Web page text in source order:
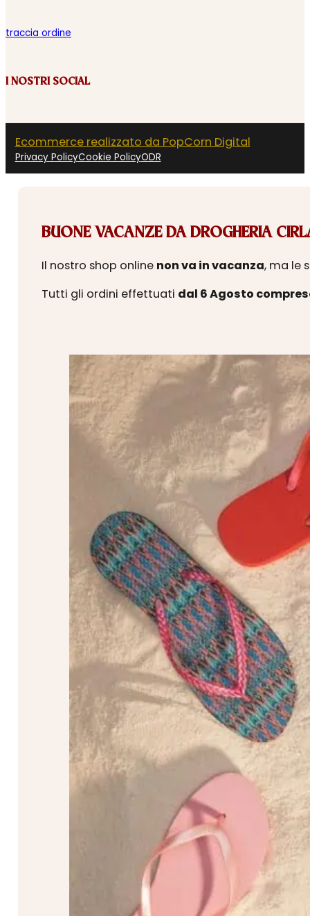
traccia ordine
I NOSTRI SOCIAL
Ecommerce realizzato da PopCorn Digital
Privacy PolicyCookie PolicyODR
BUONE VACANZE DA DROGHERIA
Il nostro shop online non va in vacanza, ma le
Tutti gli ordini effettuati dal 6 Agosto